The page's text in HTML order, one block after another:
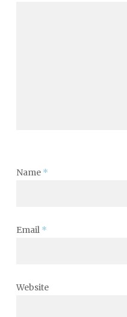
Name *
Email *
Website